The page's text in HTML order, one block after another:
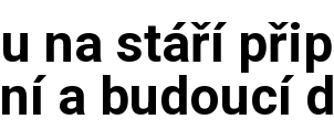
na stáří
a budoucí